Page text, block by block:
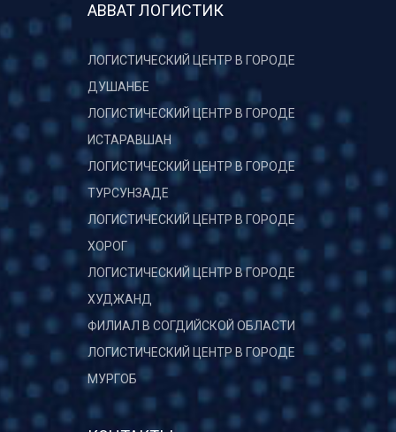
АВВАТ ЛОГИСТИК
ЛОГИСТИЧЕСКИЙ ЦЕНТР В ГОРОДЕ
ДУШАНБЕ
ЛОГИСТИЧЕСКИЙ ЦЕНТР В ГОРОДЕ
ИСТАРАВШАН
ЛОГИСТИЧЕСКИЙ ЦЕНТР В ГОРОДЕ
ТУРСУНЗАДЕ
ЛОГИСТИЧЕСКИЙ ЦЕНТР В ГОРОДЕ
ХОРОГ
ЛОГИСТИЧЕСКИЙ ЦЕНТР В ГОРОДЕ
ХУДЖАНД
ФИЛИАЛ В СОГДИЙСКОЙ ОБЛАСТИ
ЛОГИСТИЧЕСКИЙ ЦЕНТР В ГОРОДЕ
МУРГОБ